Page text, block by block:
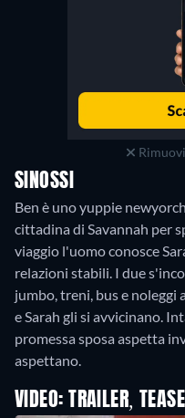
SINOSSI
Ben è uno yuppie
cittadina di Savannah per
viaggio l'uomo conosce
relazioni stabili. I due
jumbo, treni, bus e noleggi
e Sarah gli si avvicinano.
promessa sposa aspetta
aspettano.
VIDEO: TRAILER,